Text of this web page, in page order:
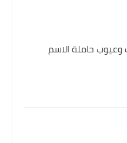
حاملة الاسم